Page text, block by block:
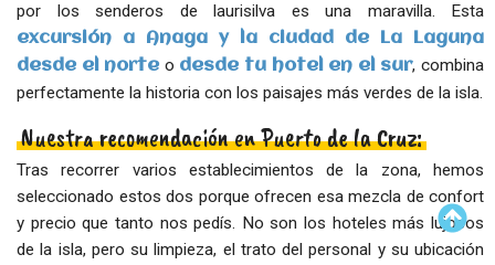
por los senderos de laurisilva es una maravilla. Esta
excursión a Anaga y la ciudad de La Laguna
desde el norte o desde tu hotel en el sur, combina
perfectamente la historia con los paisajes más verdes de la isla.
Nuestra recomendación en Puerto de la Cruz:
Tras recorrer varios establecimientos de la zona, hemos
seleccionado estos dos porque ofrecen esa mezcla de confort
y precio que tanto nos pedís. No son los hoteles más lujosos
de la isla, pero su limpieza, el trato del personal y su ubicación